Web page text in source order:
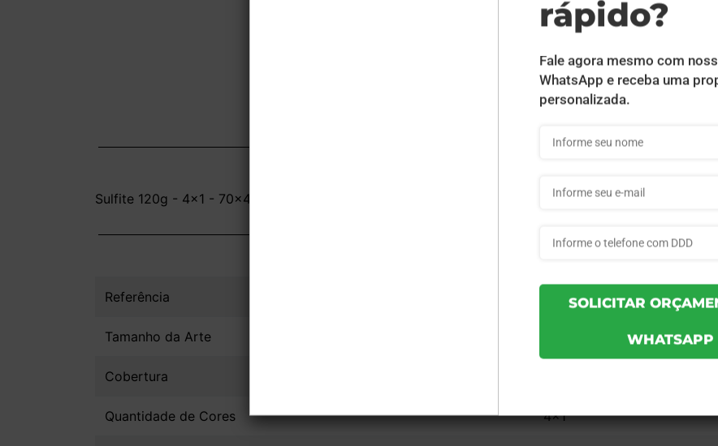
DESCRIÇÃO DO PRODUTO
Sulfite 120g - 4x1 - 70x47,7cm - Sem Verniz - 1 unid
INFORMAÇÕES DO PRODUTO
Referência a2ef95bdf903c6 - 1un
Tamanho da Arte
Cobertura
Quantidade de Cores 4x1